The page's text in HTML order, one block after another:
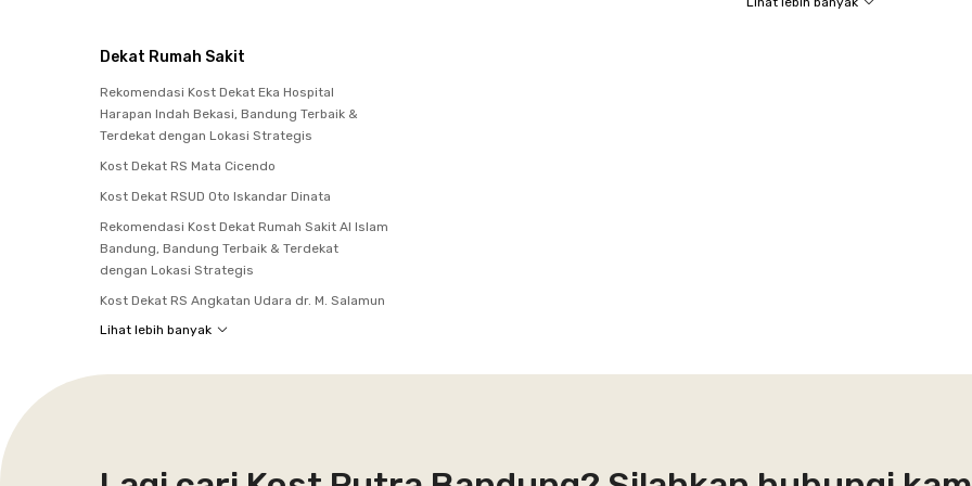
Dekat Rumah Sakit
Rekomendasi Kost Dekat Eka Hospital
Harapan Indah Bekasi, Bandung Terbaik &
Terdekat dengan Lokasi Strategis
Kost Dekat RS Mata Cicendo
Kost Dekat RSUD Oto Iskandar Dinata
Rekomendasi Kost Dekat Rumah Sakit Al Islam
Bandung, Bandung Terbaik & Terdekat
dengan Lokasi Strategis
Kost Dekat RS Angkatan Udara dr. M. Salamun
Lihat lebih banyak